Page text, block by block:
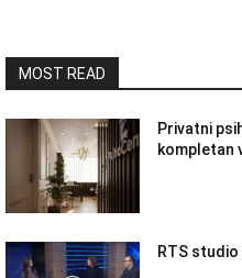
MOST READ
Privatni
kompletan
RTS studio